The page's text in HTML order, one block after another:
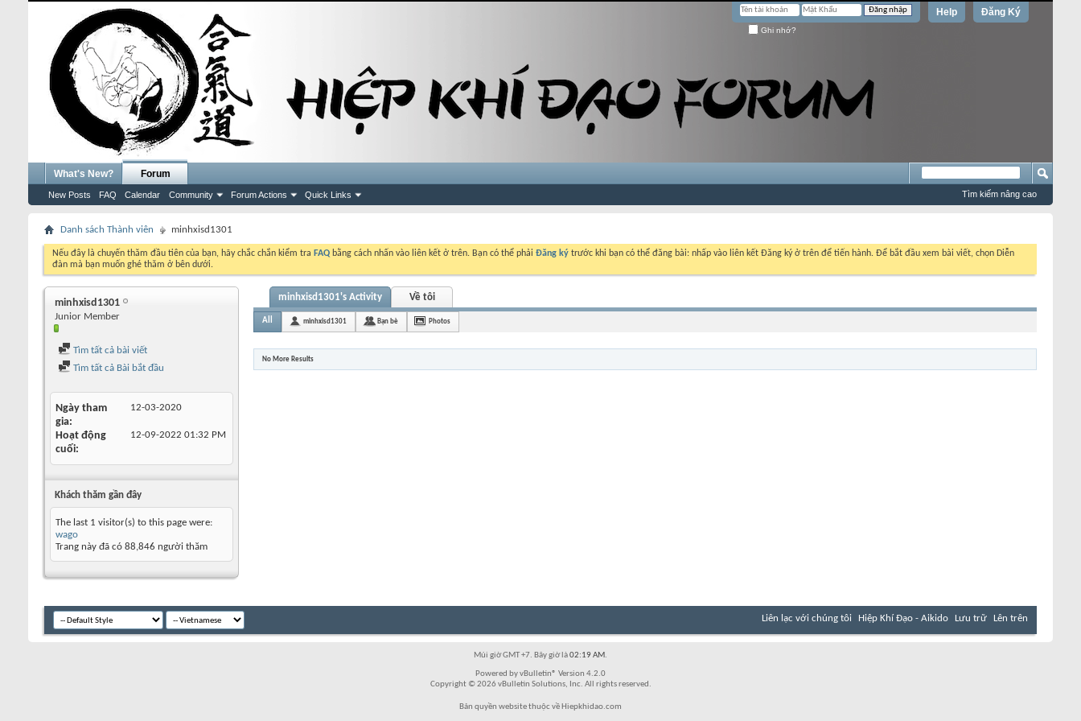
Đăng Ký
Help
Ghi nhớ?
What's New? Forum
New Posts FAQ Calendar Community Forum Actions Quick Links Tìm kiếm nâng cao
Danh sách Thành viên minhxisd1301
Nếu đây là chuyến thăm đầu tiên của bạn, hãy chắc chắn kiểm tra FAQ bằng cách nhấn vào liên kết ở trên. Bạn có thể phải Đăng ký trước khi bạn có thể đăng bài: nhấp vào liên kết Đăng ký ở trên để tiến hành. Để bắt đầu xem bài viết, chọn Diễn
đàn mà bạn muốn ghé thăm ở bên dưới.
minhxisd1301
Junior Member
Tìm tất cả bài viết
Tìm tất cả Bài bắt đầu
Ngày tham
gia
12-03-2020
Hoạt động
cuối
12-09-2022 01:32 PM
Khách thăm gần đây
The last 1 visitor(s) to this page were:
wago
Trang này đã có 88,846 người thăm
minhxisd1301's Activity Về tôi
All minhxisd1301 Bạn bè Photos
No More Results
Liên lạc với chúng tôi Hiệp Khí Đạo - Aikido Lưu trữ Lên trên
Múi giờ GMT +7. Bây giờ là02:19 AM.
Powered by vBulletin® Version 4.2.0
Copyright © 2026 vBulletin Solutions, Inc. All rights reserved.
Bản quyền website thuộc về Hiepkhidao.com